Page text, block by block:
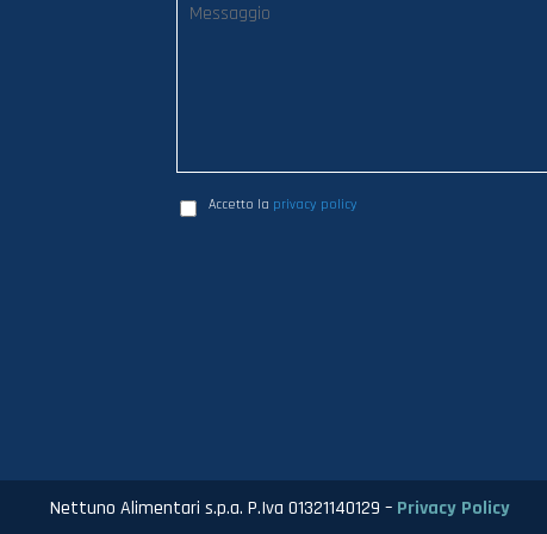
Accetto la privacy policy
Nettuno Alimentari s.p.a. P.Iva 01321140129 – Privacy Policy